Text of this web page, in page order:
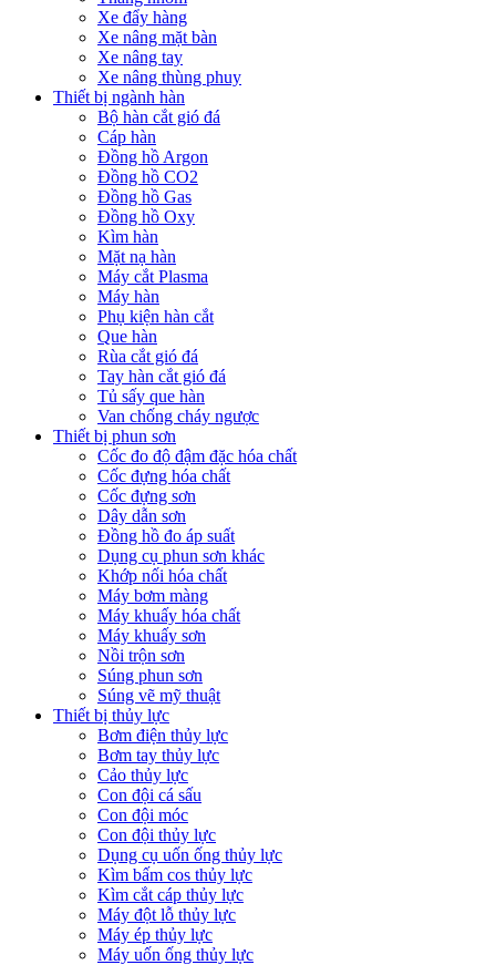
Xe đẩy hàng
Xe nâng mặt bàn
Xe nâng tay
Xe nâng thùng phuy
Thiết bị ngành hàn
Bộ hàn cắt gió đá
Cáp hàn
Đồng hồ Argon
Đồng hồ CO2
Đồng hồ Gas
Đồng hồ Oxy
Kìm hàn
Mặt nạ hàn
Máy cắt Plasma
Máy hàn
Phụ kiện hàn cắt
Que hàn
Rùa cắt gió đá
Tay hàn cắt gió đá
Tủ sấy que hàn
Van chống cháy ngược
Thiết bị phun sơn
Cốc đo độ đậm đặc hóa chất
Cốc đựng hóa chất
Cốc đựng sơn
Dây dẫn sơn
Đồng hồ đo áp suất
Dụng cụ phun sơn khác
Khớp nối hóa chất
Máy bơm màng
Máy khuấy hóa chất
Máy khuấy sơn
Nồi trộn sơn
Súng phun sơn
Súng vẽ mỹ thuật
Thiết bị thủy lực
Bơm điện thủy lực
Bơm tay thủy lực
Cảo thủy lực
Con đội cá sấu
Con đội móc
Con đội thủy lực
Dụng cụ uốn ống thủy lực
Kìm bấm cos thủy lực
Kìm cắt cáp thủy lực
Máy đột lỗ thủy lực
Máy ép thủy lực
Máy uốn ống thủy lực